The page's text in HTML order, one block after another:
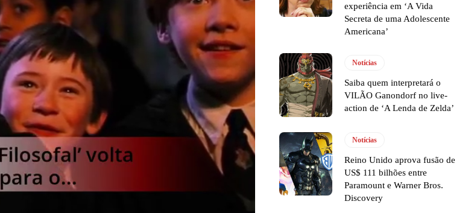
experiência em ‘A Vida
Secreta de uma Adolescente
Americana’
Notícias
Saiba quem interpretará o
VILÃO Ganondorf no live-
action de ‘A Lenda de Zelda’
Notícias
Reino Unido aprova fusão de
US$ 111 bilhões entre
Paramount e Warner Bros.
Discovery